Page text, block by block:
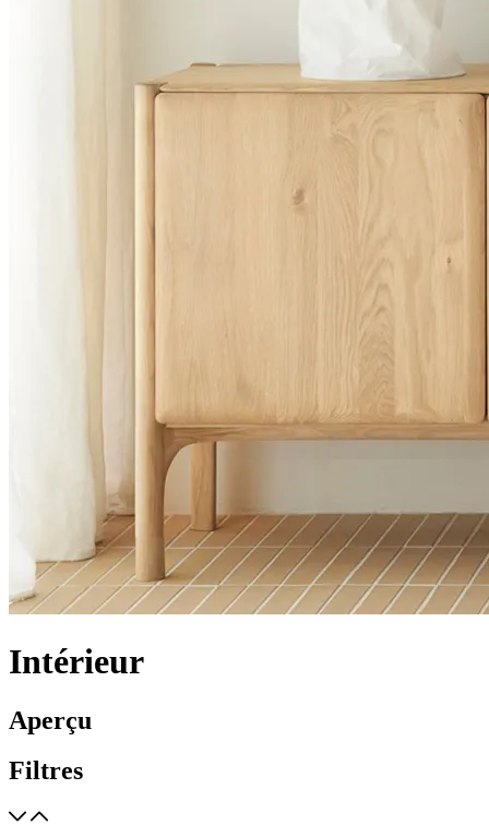
Intérieur
Aperçu
Filtres